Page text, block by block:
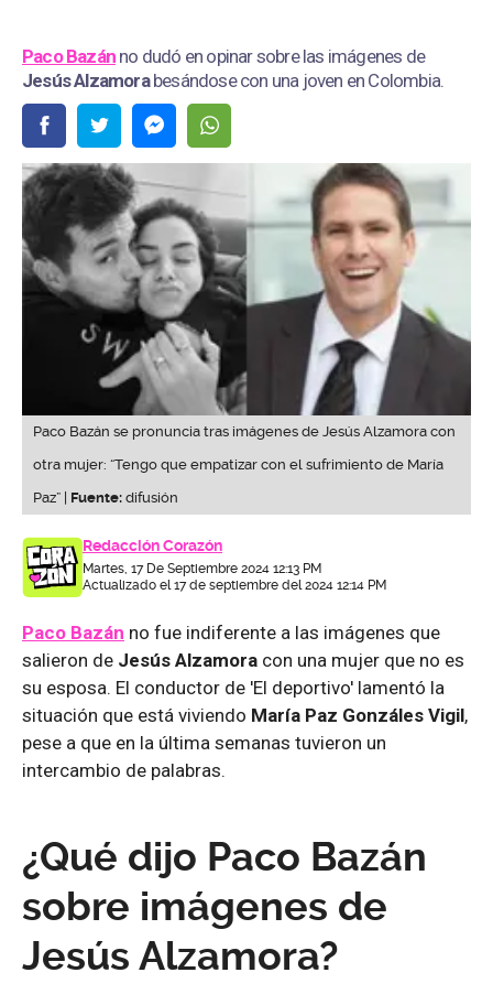
Paco Bazán no dudó en opinar sobre las imágenes de
Jesús Alzamorabesándose con una joven en Colombia.
Paco Bazán se pronuncia tras imágenes de Jesús Alzamora con
otra mujer: “Tengo que empatizar con el sufrimiento de María
Paz” | Fuente: difusión
Redacción Corazón
Martes, 17 De Septiembre 2024 12:13 PM
Actualizado el 17 de septiembre del 2024 12:14 PM
Paco Bazán no fue indiferente a las imágenes que
salieron de Jesús Alzamora con una mujer que no es
su esposa. El conductor de 'El deportivo' lamentó la
situación que está viviendo María Paz Gonzáles Vigil,
pese a que en la última semanas tuvieron un
intercambio de palabras.
¿Qué dijo Paco Bazán
sobre imágenes de
Jesús Alzamora?